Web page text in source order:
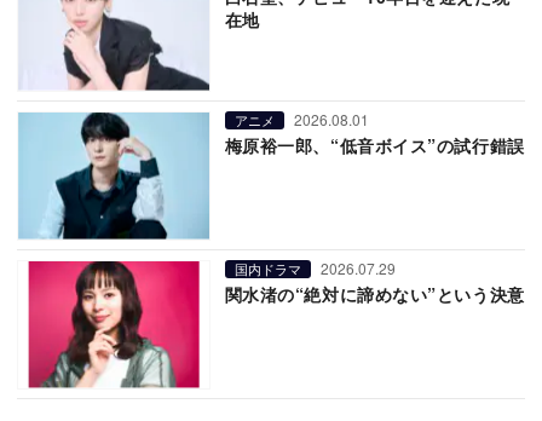
在地
アニメ 2026.08.01
梅原裕一郎、“低音ボイス”の試行錯誤
国内ドラマ 2026.07.29
関水渚の“絶対に諦めない”という決意